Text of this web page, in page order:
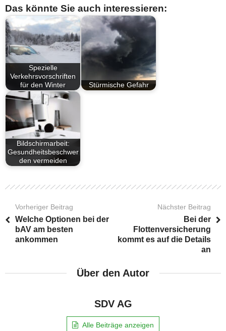
Das könnte Sie auch interessieren:
Spezielle
Verkehrsvorschriften
für den Winter
Stürmische Gefahr
Bildschirmarbeit:
Gesundheitsbeschwer
den vermeiden
Vorheriger Beitrag
Welche Optionen bei der
bAV am besten
ankommen
Nächster Beitrag
Bei der
Flottenversicherung
kommt es auf die Details
an
Über den Autor
SDV AG
Alle Beiträge anzeigen